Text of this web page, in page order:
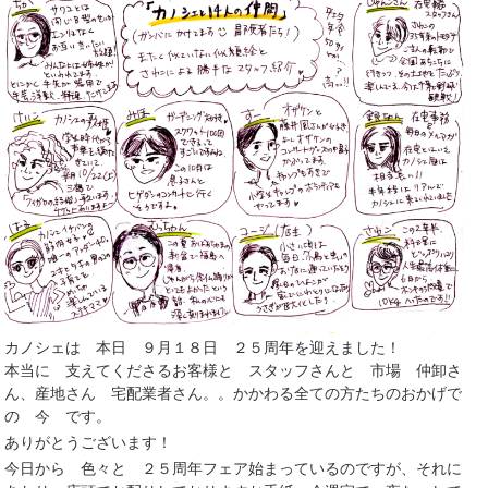
カノシェは 本日 ９月１８日 ２５周年を迎えました！
本当に 支えてくださるお客様と スタッフさんと 市場 仲卸さ
ん、産地さん 宅配業者さん。。かかわる全ての方たちのおかげで
の 今 です。
ありがとうございます！
今日から 色々と ２５周年フェア始まっているのですが、それに